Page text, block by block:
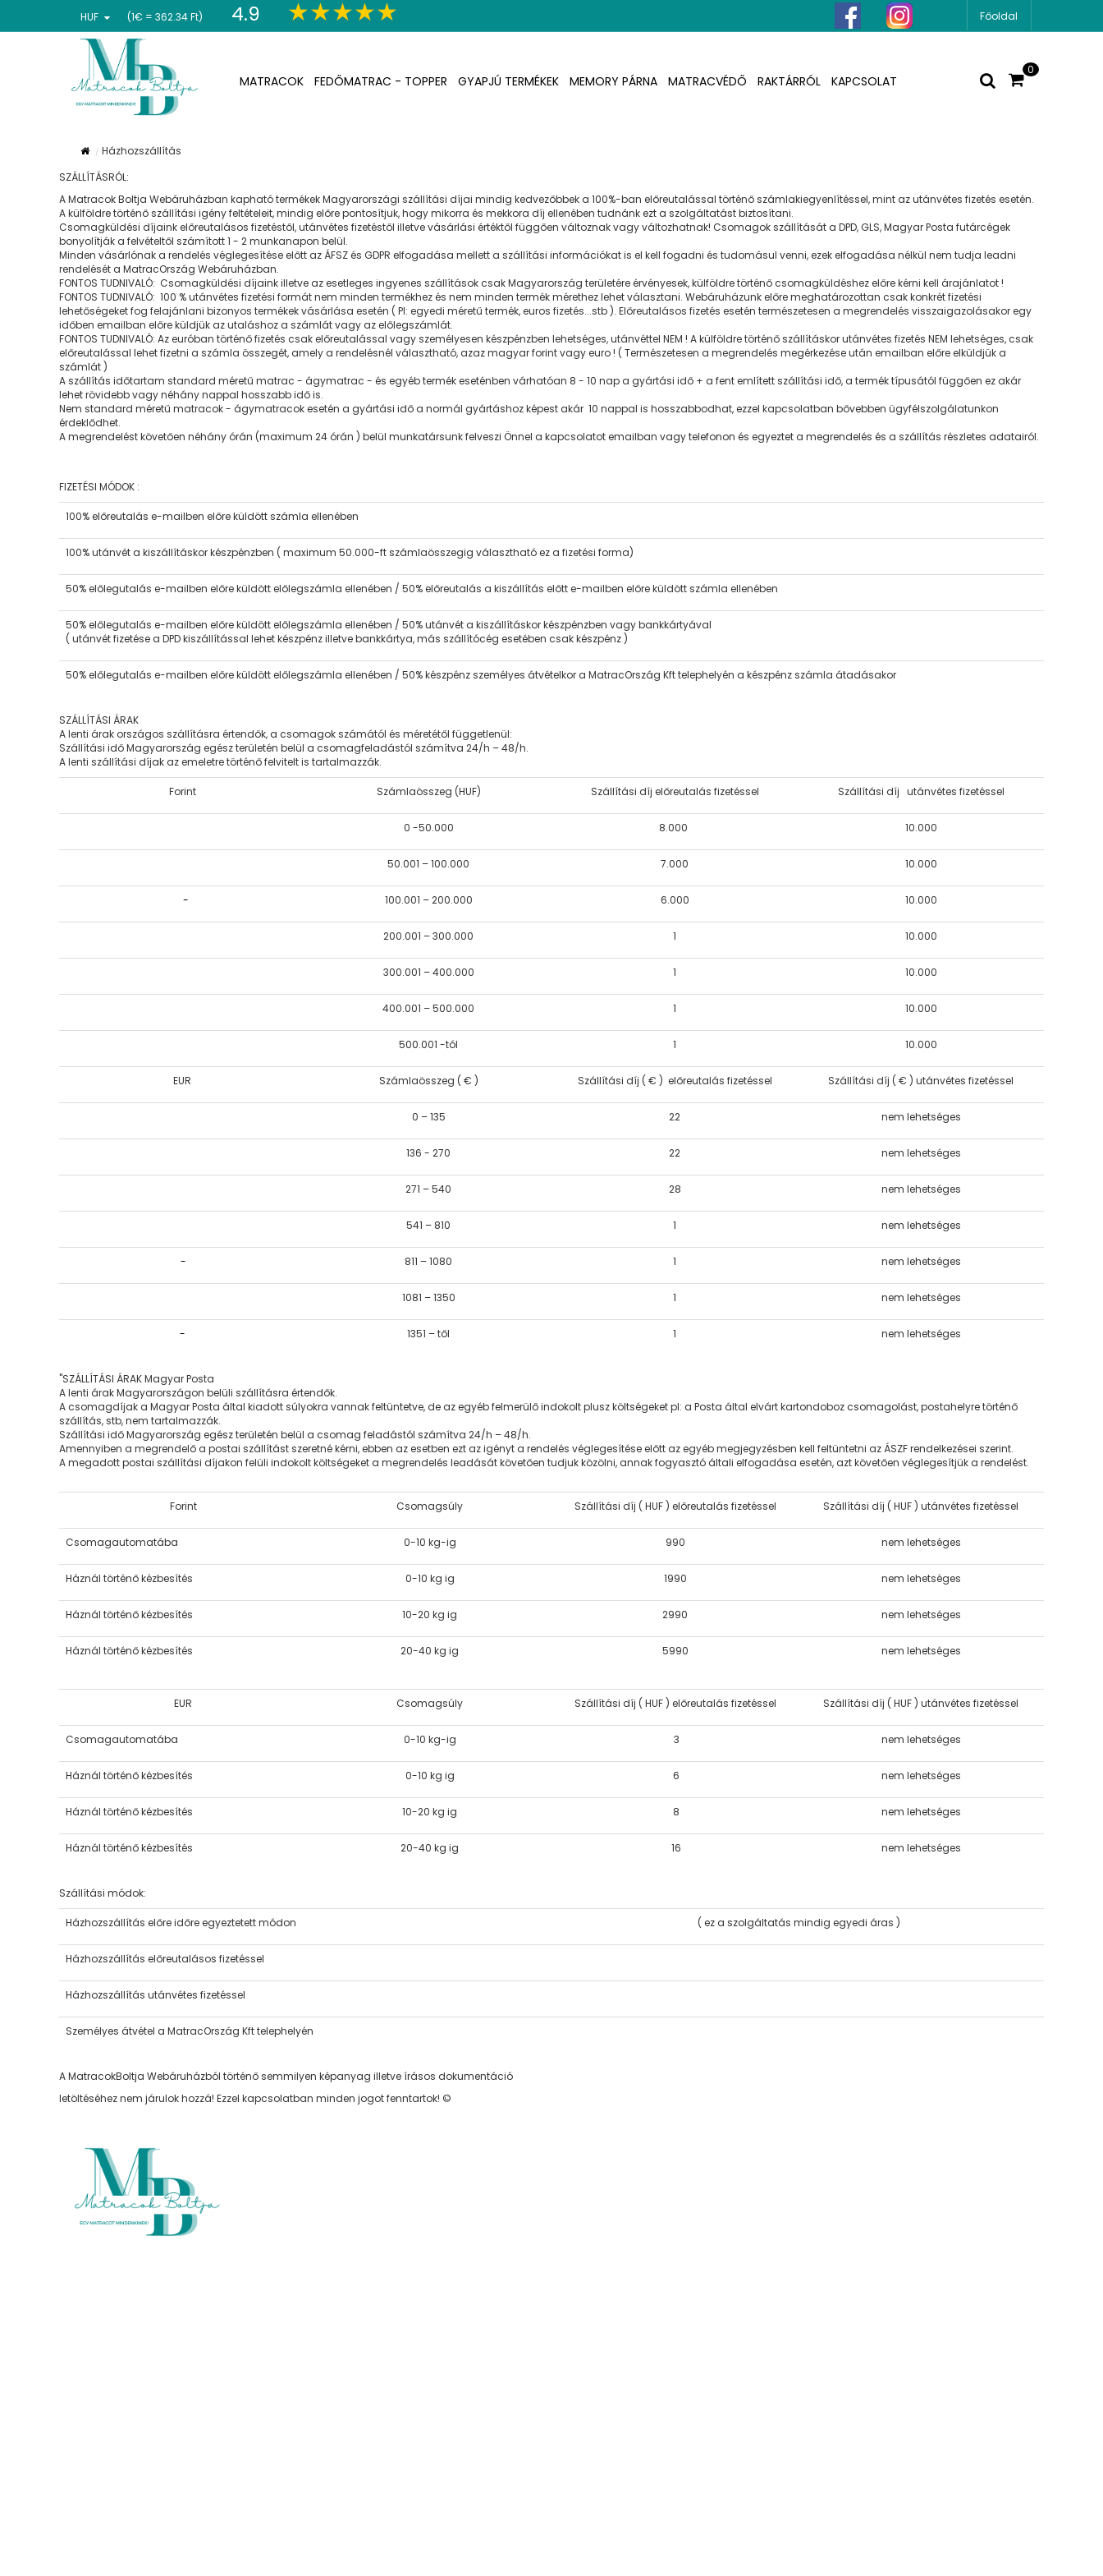
HUF (1€ = 362.34 Ft) 4.9 Főoldal
MATRACOK FEDŐMATRAC - TOPPER GYAPJÚ TERMÉKEK MEMORY PÁRNA MATRACVÉDŐ RAKTÁRRÓL KAPCSOLAT
0
Házhozszállítás
SZÁLLÍTÁSRÓL:
A Matracok Boltja Webáruházban kapható termékek Magyarországi szállítási díjai mindig kedvezőbbek a 100%-ban előreutalással történő számlakiegyenlítéssel, mint az utánvétes fizetés esetén.
A külföldre történő szállítási igény feltételeit, mindig előre pontosítjuk, hogy mikorra és mekkora díj ellenében tudnánk ezt a szolgáltatást biztosítani.
Csomagküldési díjaink előreutalásos fizetéstől, utánvétes fizetéstől illetve vásárlási értéktől függően változnak vagy változhatnak! Csomagok szállítását a DPD, GLS, Magyar Posta futárcégek
bonyolítják a felvételtől számított 1 - 2 munkanapon belül.
Minden vásárlónak a rendelés véglegesítése előtt az ÁFSZ és GDPR elfogadása mellett a szállítási információkat is el kell fogadni és tudomásul venni, ezek elfogadása nélkül nem tudja leadni
rendelését a MatracOrszág Webáruházban.
FONTOS TUDNIVALÓ: Csomagküldési díjaink illetve az esetleges ingyenes szállítások csak Magyarország területére érvényesek, külföldre történő csomagküldéshez előre kérni kell árajánlatot !
FONTOS TUDNIVALÓ: 100 % utánvétes fizetési formát nem minden termékhez és nem minden termék mérethez lehet választani. Webáruházunk előre meghatározottan csak konkrét fizetési
lehetőségeket fog felajánlani bizonyos termékek vásárlása esetén ( Pl: egyedi méretű termék, euros fizetés...stb ). Előreutalásos fizetés esetén természetesen a megrendelés visszaigazolásakor egy
időben emailban előre küldjük az utaláshoz a számlát vagy az előlegszámlát.
FONTOS TUDNIVALÓ: Az euróban történő fizetés csak előreutalással vagy személyesen készpénzben lehetséges, utánvéttel NEM ! A külföldre történő szállításkor utánvétes fizetés NEM lehetséges, csak
előreutalással lehet fizetni a számla összegét, amely a rendelésnél választható, azaz magyar forint vagy euro ! ( Természetesen a megrendelés megérkezése után emailban előre elküldjük a
számlát )
A szállítás időtartam standard méretű matrac - ágymatrac - és egyéb termék eseténben várhatóan 8 - 10 nap a gyártási idő + a fent említett szállítási idő, a termék típusától függően ez akár
lehet rövidebb vagy néhány nappal hosszabb idő is.
Nem standard méretű matracok - ágymatracok esetén a gyártási idő a normál gyártáshoz képest akár 10 nappal is hosszabbodhat, ezzel kapcsolatban bővebben ügyfélszolgálatunkon
érdeklődhet.
A megrendelést követően néhány órán (maximum 24 órán ) belül munkatársunk felveszi Önnel a kapcsolatot emailban vagy telefonon és egyeztet a megrendelés és a szállítás részletes adatairól.
FIZETÉSI MÓDOK :
100% előreutalás e-mailben előre küldött számla ellenében
100% utánvét a kiszállításkor készpénzben ( maximum 50.000-ft számlaösszegig választható ez a fizetési forma)
50% előlegutalás e-mailben előre küldött előlegszámla ellenében / 50% előreutalás a kiszállítás előtt e-mailben előre küldött számla ellenében
50% előlegutalás e-mailben előre küldött előlegszámla ellenében / 50% utánvét a kiszállításkor készpénzben vagy bankkártyával
( utánvét fizetése a DPD kiszállítással lehet készpénz illetve bankkártya, más szállítócég esetében csak készpénz )
50% előlegutalás e-mailben előre küldött előlegszámla ellenében / 50% készpénz személyes átvételkor a MatracOrszág Kft telephelyén a készpénz számla átadásakor
SZÁLLÍTÁSI ÁRAK
A lenti árak országos szállításra értendők, a csomagok számától és méretétől függetlenül:
Szállítási idő Magyarország egész területén belül a csomagfeladástól számítva 24/h – 48/h.
A lenti szállítási díjak az emeletre történő felvitelt is tartalmazzák.
Forint Számlaösszeg (HUF) Szállítási díj előreutalás fizetéssel Szállítási díj utánvétes fizetéssel
0 -50.000 8.000 10.000
50.001 – 100.000 7.000 10.000
- 100.001 – 200.000 6.000 10.000
200.001 – 300.000 1 10.000
300.001 – 400.000 1 10.000
400.001 – 500.000 1 10.000
500.001 -tól 1 10.000
EUR Számlaösszeg ( € ) Szállítási díj ( € ) előreutalás fizetéssel Szállítási díj ( € ) utánvétes fizetéssel
0 – 135 22 nem lehetséges
136 - 270 22 nem lehetséges
271 – 540 28 nem lehetséges
541 – 810 1 nem lehetséges
- 811 – 1080 1 nem lehetséges
1081 – 1350 1 nem lehetséges
- 1351 – től 1 nem lehetséges
"SZÁLLÍTÁSI ÁRAK Magyar Posta
A lenti árak Magyarországon belüli szállításra értendők.
A csomagdíjak a Magyar Posta által kiadott súlyokra vannak feltüntetve, de az egyéb felmerülő indokolt plusz költségeket pl: a Posta által elvárt kartondoboz csomagolást, postahelyre történő
szállítás, stb, nem tartalmazzák.
Szállítási idő Magyarország egész területén belül a csomag feladástól számítva 24/h – 48/h.
Amennyiben a megrendelő a postai szállítást szeretné kérni, ebben az esetben ezt az igényt a rendelés véglegesítése előtt az egyéb megjegyzésben kell feltüntetni az ÁSZF rendelkezései szerint.
A megadott postai szállítási díjakon felüli indokolt költségeket a megrendelés leadását követően tudjuk közölni, annak fogyasztó általi elfogadása esetén, azt követően véglegesítjük a rendelést.
Forint Csomagsúly Szállítási díj ( HUF ) előreutalás fizetéssel Szállítási díj ( HUF ) utánvétes fizetéssel
Csomagautomatába 0-10 kg-ig 990 nem lehetséges
Háznál történő kézbesítés 0-10 kg ig 1990 nem lehetséges
Háznál történő kézbesítés 10-20 kg ig 2990 nem lehetséges
Háznál történő kézbesítés 20-40 kg ig 5990 nem lehetséges
EUR Csomagsúly Szállítási díj ( HUF ) előreutalás fizetéssel Szállítási díj ( HUF ) utánvétes fizetéssel
Csomagautomatába 0-10 kg-ig 3 nem lehetséges
Háznál történő kézbesítés 0-10 kg ig 6 nem lehetséges
Háznál történő kézbesítés 10-20 kg ig 8 nem lehetséges
Háznál történő kézbesítés 20-40 kg ig 16 nem lehetséges
Szállítási módok:
Házhozszállítás előre időre egyeztetett módon ( ez a szolgáltatás mindig egyedi áras )
Házhozszállítás előreutalásos fizetéssel
Házhozszállítás utánvétes fizetéssel
Személyes átvétel a MatracOrszág Kft telephelyén
A MatracokBoltja Webáruházból történő semmilyen képanyag illetve írásos dokumentáció
letöltéséhez nem járulok hozzá! Ezzel kapcsolatban minden jogot fenntartok! ©